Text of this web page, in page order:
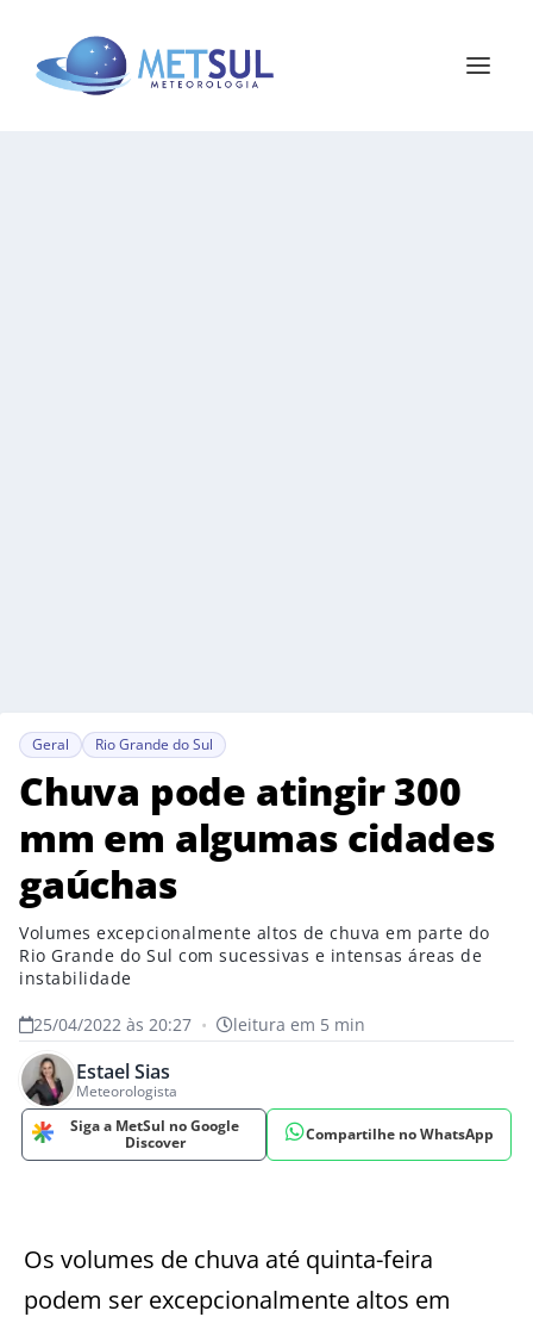
Geral Rio Grande do Sul
Chuva pode atingir 300
mm em algumas cidades
gaúchas
Volumes excepcionalmente altos de chuva em parte do
Rio Grande do Sul com sucessivas e intensas áreas de
instabilidade
25/04/2022 às 20:27 • leitura em 5 min
Estael Sias
Meteorologista
Siga a MetSul no Google
Discover
Compartilhe no WhatsApp
Os volumes de chuva até quinta-feira
podem ser excepcionalmente altos em